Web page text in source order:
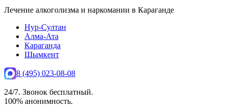
Лечение алкоголизма и наркомании в Караганде
Нур-Султан
Алма-Ата
Караганда
Шымкент
8 (495) 023-08-08
24/7. Звонок бесплатный.
100% анонимность.